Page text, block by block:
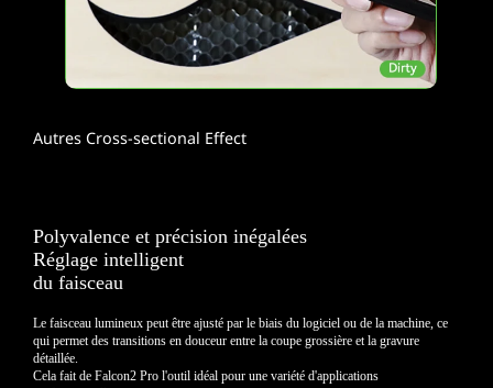
Autres Cross-sectional Effect
Polyvalence et précision inégalées
Réglage intelligent
du faisceau
Le faisceau lumineux peut être ajusté par le biais du logiciel ou de la machine, ce
qui permet des transitions en douceur entre la coupe grossière et la gravure
détaillée.
Cela fait de Falcon2 Pro l'outil idéal pour une variété d'applications